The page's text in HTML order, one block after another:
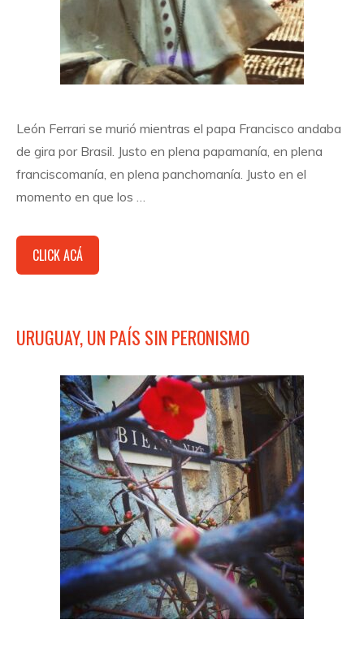
León Ferrari se murió mientras el papa Francisco andaba
de gira por Brasil. Justo en plena papamanía, en plena
franciscomanía, en plena panchomanía. Justo en el
momento en que los …
CLICK ACÁ
URUGUAY, UN PAÍS SIN PERONISMO